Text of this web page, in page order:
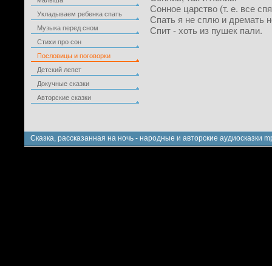
Укладываем ребенка спать
Музыка перед сном
Стихи про сон
Пословицы и поговорки
Детский лепет
Докучные сказки
Авторские сказки
Сонное царство (т. е. все
Спать я не сплю и дремать
Спит - хоть из пушек пали.
Сказка, рассказанная на ночь - народные и авторские аудиосказки